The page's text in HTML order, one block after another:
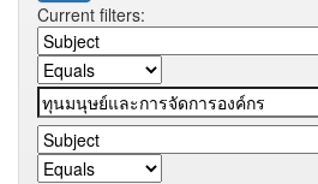
Current filters: